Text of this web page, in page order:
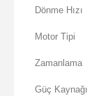
Dönme Hızı
Motor Tipi
Zamanlama
Güç Kaynağı